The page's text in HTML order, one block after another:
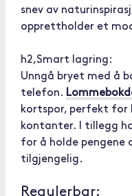
snev av
opprettholder et
h2,Smart lagring:
Unngå bryet med å
telefon.
kortspor, perfekt
kontanter. I tillegg
for å holde pengene
tilgjengelig.
Regulerbar: